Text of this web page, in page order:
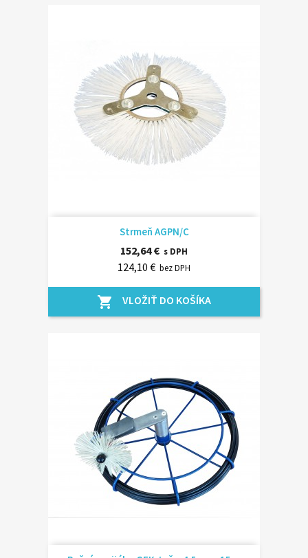
Strmeň AGPN/C
152,64 € s DPH
124,10 € bez DPH
shopping_cart VLOŽIŤ DO KOŠÍKA